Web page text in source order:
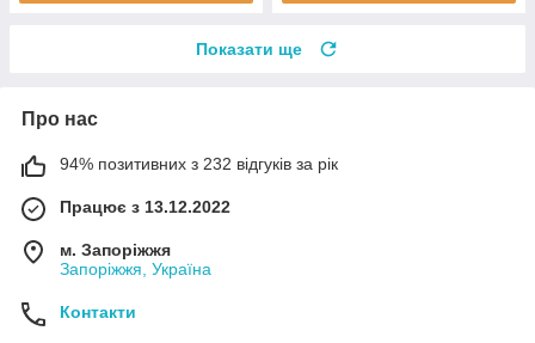
Показати ще
Про нас
94% позитивних з 232 відгуків за рік
Працює з 13.12.2022
м. Запоріжжя
Запоріжжя, Україна
Контакти